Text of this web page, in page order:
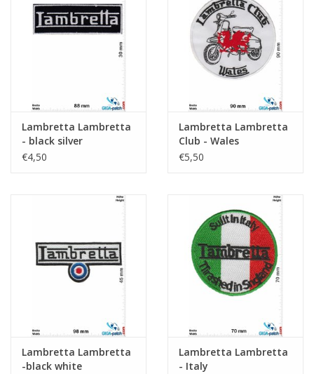
Sleutelhanger
Lambretta Lambretta
- black silver
€4,50
Lambretta Lambretta
Club - Wales
€5,50
Lambretta Lambretta
-black white
Lambretta Lambretta
- Italy